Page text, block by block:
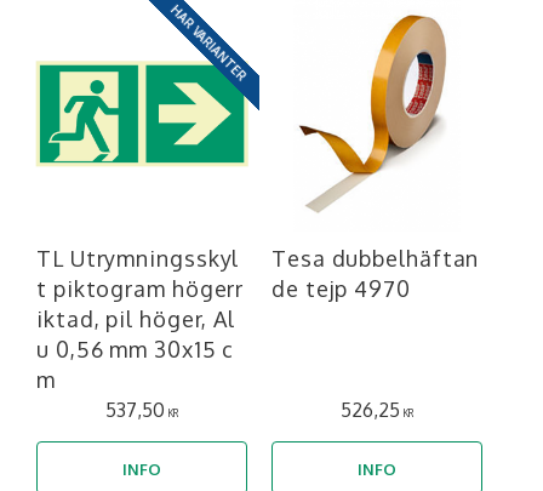
TL Utrymningsskyl
t piktogram högerr
iktad, pil höger, Al
u 0,56 mm 30x15 c
m
537,50 KR
INFO
HAR VARIANTER
Tesa dubbelhäftan
de tejp 4970
526,25 KR
INFO